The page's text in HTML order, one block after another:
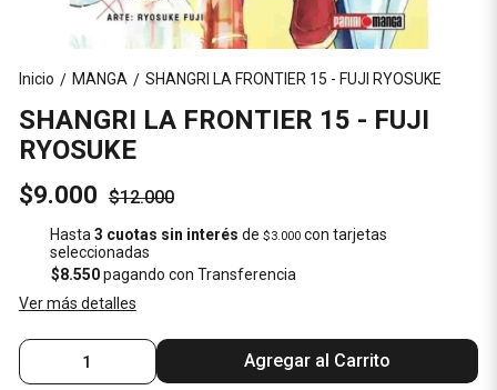
Inicio / MANGA / SHANGRI LA FRONTIER 15 - FUJI RYOSUKE
SHANGRI LA FRONTIER 15 - FUJI
RYOSUKE
$9.000 $12.000
Hasta3 cuotas sin interés de$3.000 con tarjetas
seleccionadas
$8.550pagando con Transferencia
Ver más detalles
Agregar al Carrito